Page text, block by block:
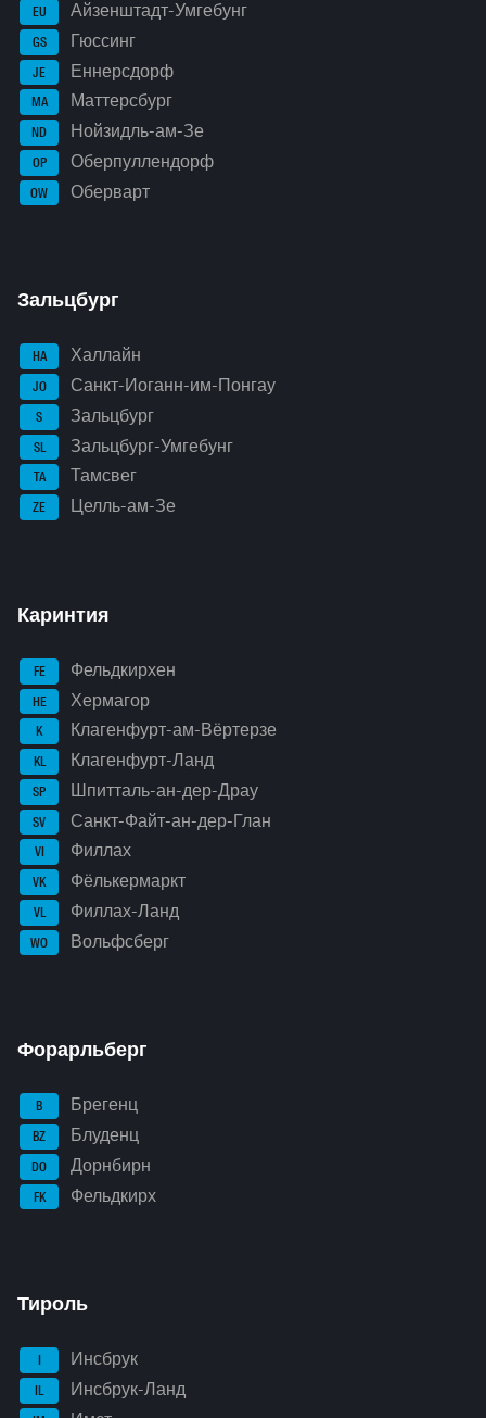
EU Айзенштадт-Умгебунг
GS Гюссинг
JE Еннерсдорф
MA Маттерсбург
ND Нойзидль-ам-Зе
OP Оберпуллендорф
OW Оберварт
Зальцбург
HA Халлайн
JO Санкт-Иоганн-им-Понгау
S Зальцбург
SL Зальцбург-Умгебунг
TA Тамсвег
ZE Целль-ам-Зе
Каринтия
FE Фельдкирхен
HE Хермагор
K Клагенфурт-ам-Вёртерзе
KL Клагенфурт-Ланд
SP Шпитталь-ан-дер-Драу
SV Санкт-Файт-ан-дер-Глан
VI Филлах
VK Фёлькермаркт
VL Филлах-Ланд
WO Вольфсберг
Форарльберг
B Брегенц
BZ Блуденц
DO Дорнбирн
FK Фельдкирх
Тироль
I Инсбрук
IL Инсбрук-Ланд